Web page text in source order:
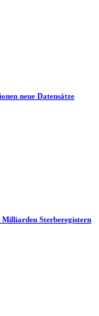
neue Datensätze
Sterberegistern